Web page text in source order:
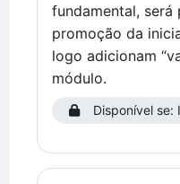
fundamental,
promoção da
logo adicionam
módulo.
Disponível se: